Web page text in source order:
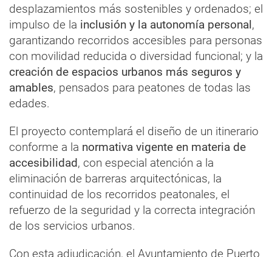
desplazamientos más sostenibles y ordenados; el
impulso de la inclusión y la autonomía personal,
garantizando recorridos accesibles para personas
con movilidad reducida o diversidad funcional; y la
creación de espacios urbanos más seguros y
amables, pensados para peatones de todas las
edades.
El proyecto contemplará el diseño de un itinerario
conforme a la normativa vigente en materia de
accesibilidad, con especial atención a la
eliminación de barreras arquitectónicas, la
continuidad de los recorridos peatonales, el
refuerzo de la seguridad y la correcta integración
de los servicios urbanos.
Con esta adjudicación, el Ayuntamiento de Puerto